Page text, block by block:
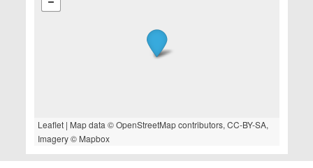
Leaflet| Map data ©OpenStreetMapcontributors, CC-BY-SA,
Imagery © Mapbox